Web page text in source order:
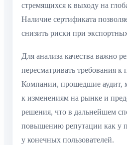
стремящихся к выходу на
Наличие сертификата
снизить риски при
Для анализа качества важно
пересматривать требования к
Компании, прошедшие аудит,
к изменениям на рынке и
решения, что в дальнейшем
повышению репутации как у
у конечных пользователей.